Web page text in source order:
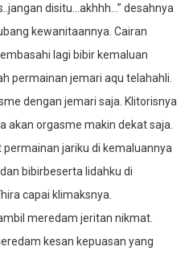
disitu…akhhh…” desahnya
kewanitaannya. Cairan
lagi bibir kemaluan
permainan jemari aqu telahahli.
dengan jemari saja. Klitorisnya
akan orgasme makin dekat saja.
jariku di kemaluannya
bibirbeserta lidahku di
capai klimaksnya.
meredam jeritan nikmat.
kesan kepuasan yang